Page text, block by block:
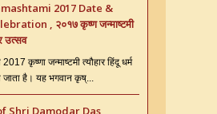
2017 Date &
, २०१७ कृष्ण जन्माष्टमी
उत्सव
कृष्णा जन्माष्टमी त्यौहार हिंदू धर्म
जाता है। यह भगवान कृष्...
Shri Damodar Das